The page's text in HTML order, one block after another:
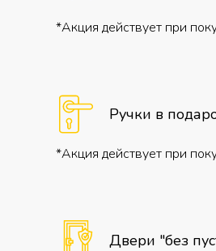
*Акция действует при
Ручки в
*Акция действует при
Двери "без